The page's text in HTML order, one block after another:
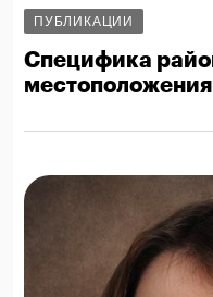
ПУБЛИКАЦИИ
Специфика
местоположения